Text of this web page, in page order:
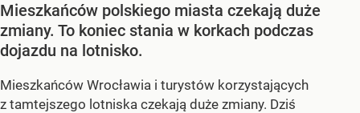
Mieszkańców polskiego miasta czekają duże
zmiany. To koniec stania w korkach podczas
dojazdu na lotnisko.
Mieszkańców Wrocławia i turystów korzystających
z tamtejszego lotniska czekają duże zmiany. Dziś